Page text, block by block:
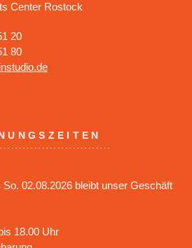
Center Rostock
20
80
02.08.2026 bleibt unser Geschäft
18.00 Uhr